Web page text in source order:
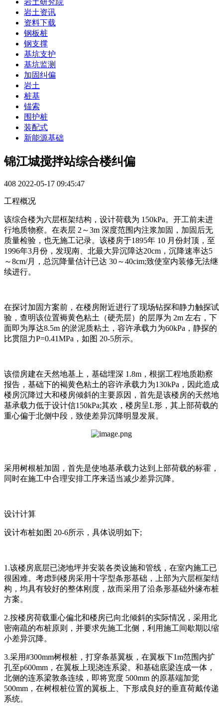
岩土研究院
岩土资讯
资料下载
钢板桩
钢支撑
基坑支护
基坑监测
加固纠偏
岩土
桩基
锚索
围护桩
装配式
新能源基础
锦江城搅拌站综合楼纠偏
408 2022-05-17 09:45:47
工程概况
该综合楼为六层框架结构，设计荷载为 150kPa。开工前未进
行地质物察。在表层 2～3m 深度范围内注浆加固，加固后无
质量检验，也无施工记录。该楼房于1895年 10 月份封顶，至
1996年3月份，发现南、北最大异沉障达20cm，沉降速率达5
～8cm/月，总沉降量估计已达 30～40cim;致使室内装修无法继
续进行。
在探讨加固方案前，在楼房附近进行了现场钻探和静力触探试
验，查明该位置褥黄色粘土（硬壳层）的层厚为 2m 左右，下
面即为厚达8.5m 的淤泥质粘土，容许承载力为60kPa，静探的
比贯阻力P=0.41MPa，如图 20-5所示。
该偿房建在天然地基上，基础埋深 1.8m，根据工程地质勘察
报告，基础下的褐黄色粘土的容许承载力为130kPa，因此造成
楼房沉降过大和楼房倾斜的主要原因，首先是该楼房的天然地
基承载力低于设计信150kPa;其欢，楼房呈L形，其上部荷载的
重心偏于北侧中段，致使差异沉降明显发展。
采用树根桩加固，首先是使地基承载力达到上部荷载的标霍，
同时在施工中合理安排工序来适当减少差异沉降。
设计计算
设计布桩如图 20-6所示，具体说明如下;
1.该楼房底层已浇地坪并安装各类设施和管线，在室内施工已
很困难。考虑到楼房采用十字型条形基础，上部为六层框架结
构，均具有较好的整体刚度，故而采用了沿条形基础外缘布桩
方案。
2.按楼房荷载重心偏北和楼房已向北倾斜的实际情况，采用北
密南疏的布桩原则，并要求先施工北侧，利用施工间歇期以缩
小差异沉降。
3.采用#300mm树根桩，打穿条基翼板，在翼板下1m范围内扩
孔至p600mm，在翼板上现浇连系梁。和基础底梁连成一体，
北侧的连系梁敦条连续，即将宽度 500mm 的原基端加觉
500mm，在树根桩位置的翼板上、下形成良好的垂直荷戴传递
系统。